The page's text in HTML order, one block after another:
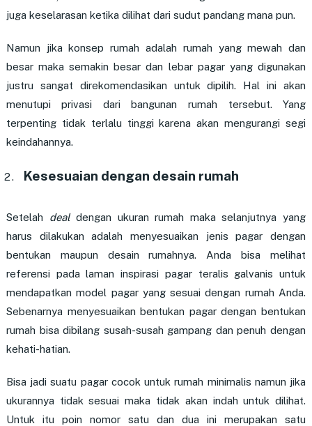
juga keselarasan ketika dilihat dari sudut pandang mana pun.
Namun jika konsep rumah adalah rumah yang mewah dan
besar maka semakin besar dan lebar pagar yang digunakan
justru sangat direkomendasikan untuk dipilih. Hal ini akan
menutupi privasi dari bangunan rumah tersebut. Yang
terpenting tidak terlalu tinggi karena akan mengurangi segi
keindahannya.
Kesesuaian dengan desain rumah
Setelah dealdengan ukuran rumah maka selanjutnya yang
harus dilakukan adalah menyesuaikan jenis pagar dengan
bentukan maupun desain rumahnya. Anda bisa melihat
referensi pada laman inspirasi pagar teralis galvanis untuk
mendapatkan model pagar yang sesuai dengan rumah Anda.
Sebenarnya menyesuaikan bentukan pagar dengan bentukan
rumah bisa dibilang susah-susah gampang dan penuh dengan
kehati-hatian.
Bisa jadi suatu pagar cocok untuk rumah minimalis namun jika
ukurannya tidak sesuai maka tidak akan indah untuk dilihat.
Untuk itu poin nomor satu dan dua ini merupakan satu